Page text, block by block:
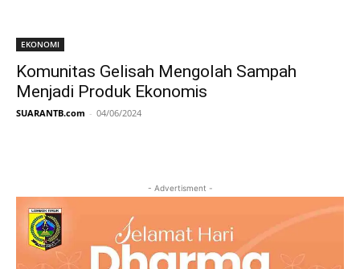
EKONOMI
Komunitas Gelisah Mengolah Sampah
Menjadi Produk Ekonomis
SUARANTB.com - 04/06/2024
- Advertisment -